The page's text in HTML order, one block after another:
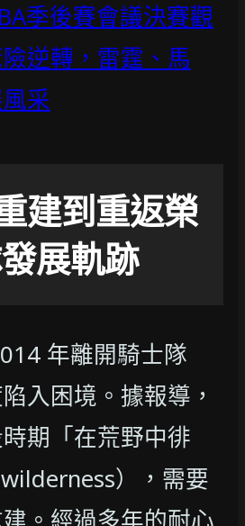
季後賽會議決賽觀
逆轉，雷霆、馬
采
建到重返榮
展軌跡
年離開騎士隊
入困境。據報導，
期「在荒野中徘
），需要